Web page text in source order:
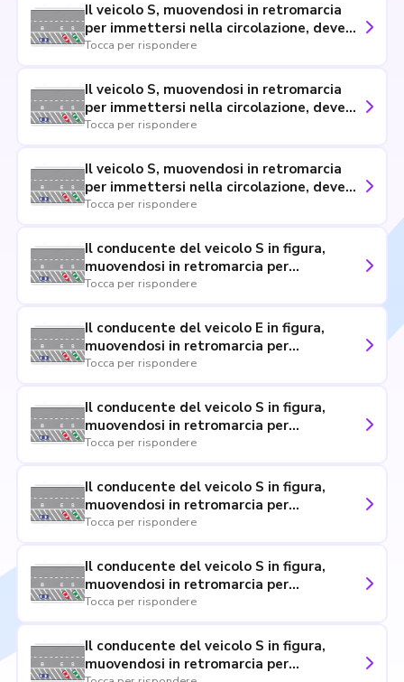
Il veicolo S, muovendosi in retromarcia
per immettersi nella circolazione, deve
dare la precedenza solo ai veicoli che
Tocca per rispondere
Il veicolo S, muovendosi in retromarcia
per immettersi nella circolazione, deve
manovrare velocemente per liberare il
Tocca per rispondere
Il veicolo S, muovendosi in retromarcia
per immettersi nella circolazione, deve
suonare ripetutamente il clacson durante
Tocca per rispondere
Il conducente del veicolo S in figura,
muovendosi in retromarcia per
immettersi nella circolazione, deve
eseguire la manovra con prudenza
Tocca per rispondere
Il conducente del veicolo E in figura,
muovendosi in retromarcia per
immettersi nella circolazione, deve
Tocca per rispondere
Il conducente del veicolo S in figura,
muovendosi in retromarcia per
immettersi nella circolazione, deve dare
sia da destra sia da sinistra
Tocca per rispondere
Il conducente del veicolo S in figura,
muovendosi in retromarcia per
immettersi nella circolazione, deve fare
transito dietro di esso
Tocca per rispondere
Il conducente del veicolo S in figura,
muovendosi in retromarcia per
immettersi nella circolazione, deve
pericolo (quattro frecce lampeggianti
simultaneamente)
Tocca per rispondere
Il conducente del veicolo S in figura,
muovendosi in retromarcia per